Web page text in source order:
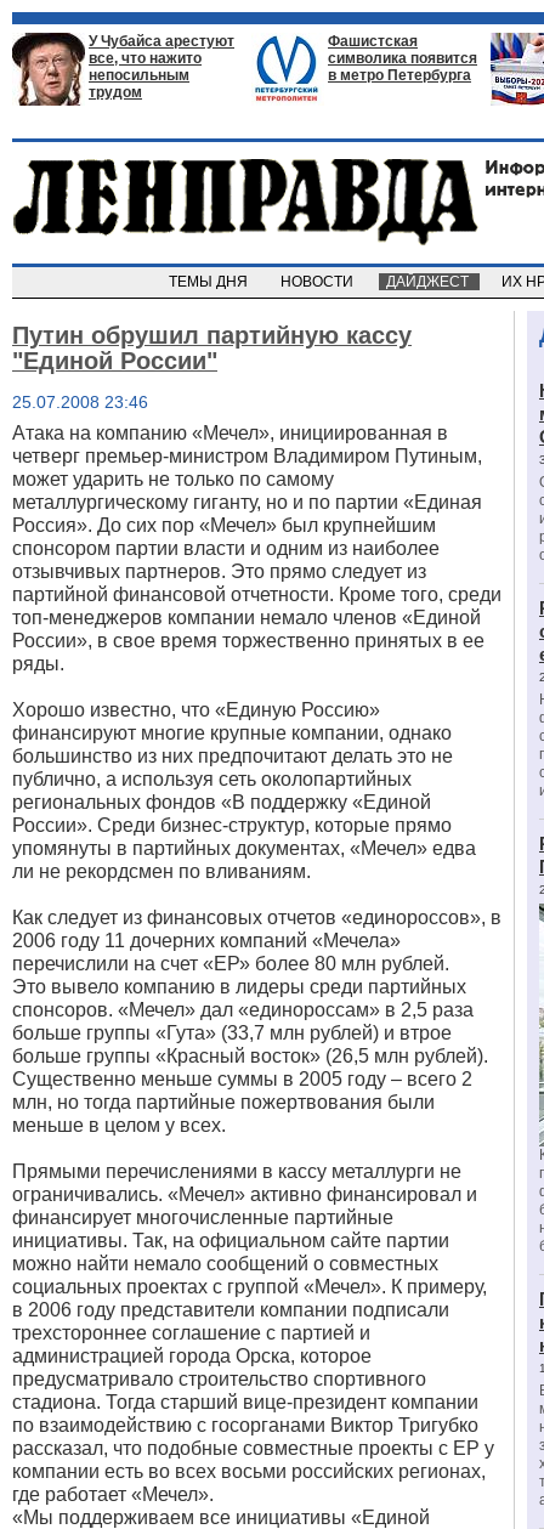
У Чубайса арестуют
все, что нажито
непосильным
трудом
Фашистская
символика появится
в метро Петербурга
ТЕМЫ ДНЯ НОВОСТИ ДАЙДЖЕСТ ИХ
Путин обрушил партийную кассу
"Единой России"
25.07.2008 23:46
Атака на компанию «Мечел», инициированная в
четверг премьер-министром Владимиром Путиным,
может ударить не только по самому
металлургическому гиганту, но и по партии «Единая
Россия». До сих пор «Мечел» был крупнейшим
спонсором партии власти и одним из наиболее
отзывчивых партнеров. Это прямо следует из
партийной финансовой отчетности. Кроме того, среди
топ-менеджеров компании немало членов «Единой
России», в свое время торжественно принятых в ее
ряды.
Хорошо известно, что «Единую Россию»
финансируют многие крупные компании, однако
большинство из них предпочитают делать это не
публично, а используя сеть околопартийных
региональных фондов «В поддержку «Единой
России». Среди бизнес-структур, которые прямо
упомянуты в партийных документах, «Мечел» едва
ли не рекордсмен по вливаниям.
Как следует из финансовых отчетов «единороссов», в
2006 году 11 дочерних компаний «Мечела»
перечислили на счет «ЕР» более 80 млн рублей.
Это вывело компанию в лидеры среди партийных
спонсоров. «Мечел» дал «единороссам» в 2,5 раза
больше группы «Гута» (33,7 млн рублей) и втрое
больше группы «Красный восток» (26,5 млн рублей).
Существенно меньше суммы в 2005 году – всего 2
млн, но тогда партийные пожертвования были
меньше в целом у всех.
Прямыми перечислениями в кассу металлурги не
ограничивались. «Мечел» активно финансировал и
финансирует многочисленные партийные
инициативы. Так, на официальном сайте партии
можно найти немало сообщений о совместных
социальных проектах с группой «Мечел». К примеру,
в 2006 году представители компании подписали
трехстороннее соглашение с партией и
администрацией города Орска, которое
предусматривало строительство спортивного
стадиона. Тогда старший вице-президент компании
по взаимодействию с госорганами Виктор Тригубко
рассказал, что подобные совместные проекты с ЕР у
компании есть во всех восьми российских регионах,
где работает «Мечел».
«Мы поддерживаем все инициативы «Единой